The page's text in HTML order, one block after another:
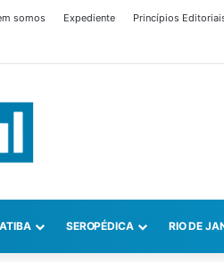
somos Expediente Princípios
SEROPÉDICA RIO DE